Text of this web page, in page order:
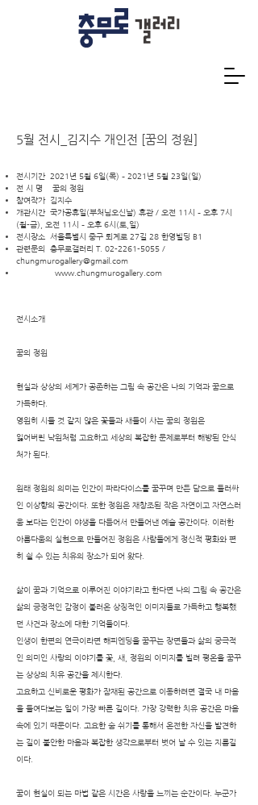
5월 전시_김지수 개인전 [꿈의 정원]
전시기간 2021년 5월 6일(목) – 2021년 5월 23일(일)
전 시 명 꿈의 정원
참여작가 김지수
개관시간 국가공휴일(부처님오신날) 휴관 / 오전 11시 – 오후 7시
(월-금), 오전 11시 – 오후 6시(토,일)
전시장소 서울특별시 중구 퇴계로 27길 28 한영빌딩 B1
관련문의 충무로갤러리 T. 02-2261-5055 /
chungmurogallery@gmail.com
www.chungmurogallery.com
전시소개
꿈의 정원
현실과 상상의 세계가 공존하는 그림 속 공간은 나의 기억과 꿈으로
가득하다.
영원히 시들 것 같지 않은 꽃들과 새들이 사는 꿈의 정원은
잃어버린 낙원처럼 고요하고 세상의 복잡한 문제로부터 해방된 안식
처가 된다.
원래 정원의 의미는 인간이 파라다이스를 꿈꾸며 만든 담으로 둘러싸
인 이상향의 공간이다. 또한 정원은 재창조된 작은 자연이고 자연스러
움 보다는 인간이 야생을 다듬어서 만들어낸 예술 공간이다. 이러한
아름다움의 실현으로 만들어진 정원은 사람들에게 정신적 평화와 편
히 쉴 수 있는 치유의 장소가 되어 왔다.
삶이 꿈과 기억으로 이루어진 이야기라고 한다면 나의 그림 속 공간은
삶의 긍정적인 감정이 불러온 상징적인 이미지들로 가득하고 행복했
던 사건과 장소에 대한 기억들이다.
인생이 한편의 연극이라면 해피엔딩을 꿈꾸는 장면들과 삶의 궁극적
인 의미인 사랑의 이야기를 꽃, 새, 정원의 이미지를 빌려 평온을 꿈꾸
는 상상의 치유 공간을 제시한다.
고요하고 신비로운 평화가 잠재된 공간으로 이동하려면 결국 내 마음
을 들여다보는 일이 가장 빠른 길이다. 가장 강력한 치유 공간은 마음
속에 있기 때문이다. 고요한 숨 쉬기를 통해서 온전한 자신을 발견하
는 길이 불안한 마음과 복잡한 생각으로부터 벗어 날 수 있는 지름길
이다.
꿈이 현실이 되는 마법 같은 시간은 사랑을 느끼는 순간이다. 누군가